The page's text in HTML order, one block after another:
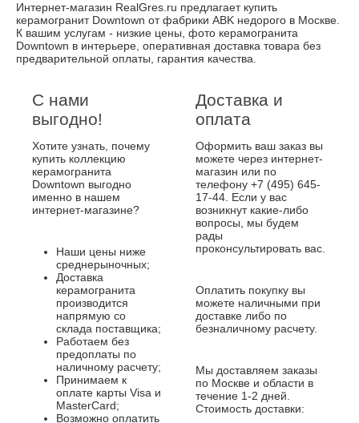
Интернет-магазин RealGres.ru предлагает купить
керамогранит Downtown от фабрики ABK недорого в Москве.
К вашим услугам - низкие цены, фото керамогранита
Downtown в интерьере, оперативная доставка товара без
предварительной оплаты, гарантия качества.
С нами
выгодно!
Хотите узнать, почему
купить коллекцию
керамогранита
Downtown выгодно
именно в нашем
интернет-магазине?
Наши цены ниже
среднерыночных;
Доставка
керамогранита
производится
напрямую со
склада поставщика;
Работаем без
предоплаты по
наличному расчету;
Принимаем к
оплате карты Visa и
MasterCard;
Возможно оплатить
Доставка и
оплата
Оформить ваш заказ вы
можете через интернет-
магазин или по
телефону +7 (495) 645-
17-44. Если у вас
возникнут какие-либо
вопросы, мы будем
рады
проконсультировать вас.
Оплатить покупку вы
можете наличными при
доставке либо по
безналичному расчету.
Мы доставляем заказы
по Москве и области в
течение 1-2 дней.
Стоимость доставки: